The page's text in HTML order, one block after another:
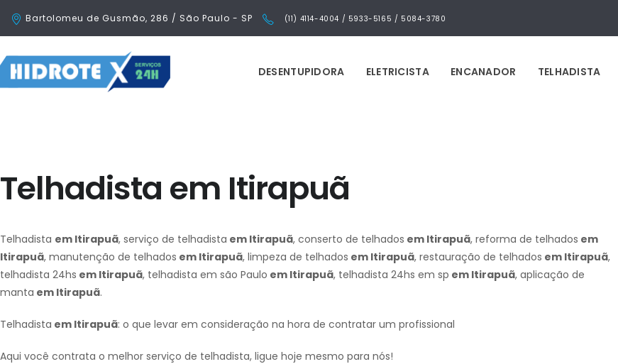
Bartolomeu de Gusmão, 286 / São Paulo - SP (11) 4114-4004 / 5933-5165 / 5084-3780
DESENTUPIDORA ELETRICISTA ENCANADOR TELHADISTA
Telhadista em Itirapuã
Telhadista em Itirapuã, serviço de telhadista em Itirapuã, conserto de telhados em Itirapuã, reforma de telhados em
Itirapuã, manutenção de telhados em Itirapuã, limpeza de telhados em Itirapuã, restauração de telhados em Itirapuã,
telhadista 24hs em Itirapuã, telhadista em são Paulo em Itirapuã, telhadista 24hs em sp em Itirapuã, aplicação de
manta em Itirapuã.
Telhadista em Itirapuã: o que levar em consideração na hora de contratar um profissional
Aqui você contrata o melhor serviço de telhadista, ligue hoje mesmo para nós!